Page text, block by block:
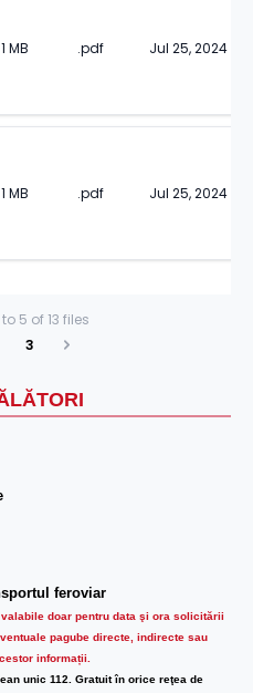
feroviar
doar pentru data şi ora solicitării
pagube directe, indirecte sau
informații.
unic 112. Gratuit în orice reţea de
1 MB .pdf Jul 25, 2024
1 MB .pdf Jul 25, 2024
to 5 of 13 files
3